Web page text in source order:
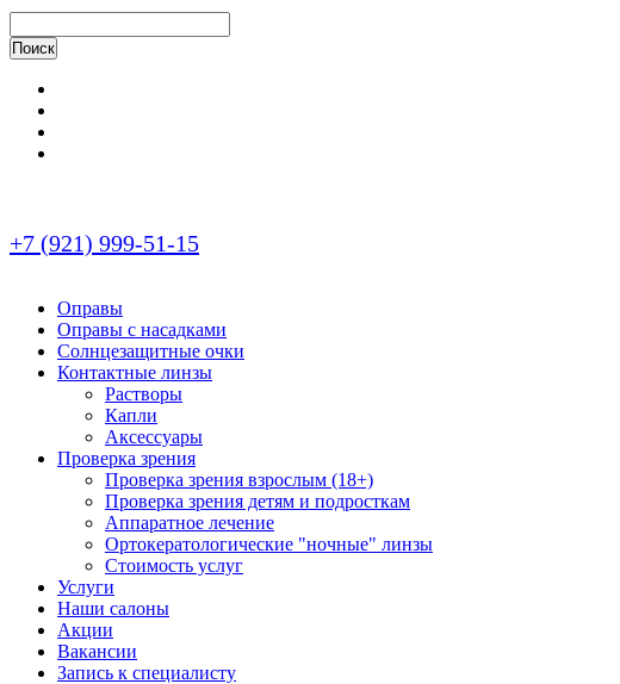
+7 (921) 999-51-15
Оправы
Оправы с насадками
Солнцезащитные очки
Контактные линзы
Растворы
Капли
Аксессуары
Проверка зрения
Проверка зрения взрослым (18+)
Проверка зрения детям и подросткам
Аппаратное лечение
Ортокератологические "ночные" линзы
Стоимость услуг
Услуги
Наши салоны
Акции
Вакансии
Запись к специалисту